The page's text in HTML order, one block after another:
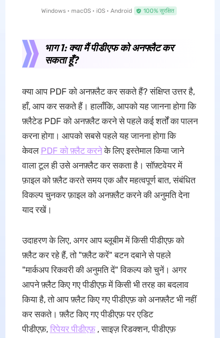
Windows • macOS • iOS • Android 100% सुरक्षित
भाग 1: क्या मैं पीडीएफ को अनफ्लैट कर
सकता हूँ?
क्या आप PDF को अनफ़्लैट कर सकते हैं? संक्षिप्त उत्तर है,
हाँ, आप कर सकते हैं। हालाँकि, आपको यह जानना होगा कि
फ़्लैटेड PDF को अनफ़्लैट करने से पहले कई शर्तों का पालन
करना होगा। आपको सबसे पहले यह जानना होगा कि
केवल PDF को फ़्लैट करनेके लिए इस्तेमाल किया जाने
वाला टूल ही उसे अनफ़्लैट कर सकता है। सॉफ़्टवेयर में
फ़ाइल को फ़्लैट करते समय एक और महत्वपूर्ण बात, संबंधित
विकल्प चुनकर फ़ाइल को अनफ़्लैट करने की अनुमति देना
याद रखें।
उदाहरण के लिए, अगर आप ब्लूबीम में किसी पीडीएफ़ को
फ़्लैट कर रहे हैं, तो "फ़्लैट करें" बटन दबाने से पहले
"मार्कअप रिकवरी की अनुमति दें" विकल्प को चुनें। अगर
आपने फ़्लैट किए गए पीडीएफ़ में किसी भी तरह का बदलाव
किया है, तो आप फ़्लैट किए गए पीडीएफ़ को अनफ़्लैट भी नहीं
कर सकते। फ़्लैट किए गए पीडीएफ़ पर एडिट
पीडीएफ़,रिपेयर पीडीएफ़, साइज़ रिडक्शन, पीडीएफ़